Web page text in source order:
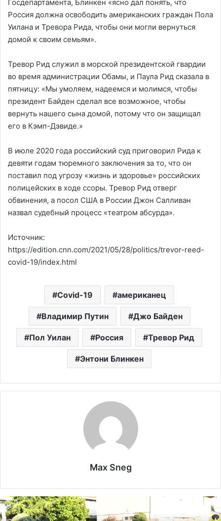
Госдепартамента, Блинкен «ясно дал понять, что
Россия должна освободить американских граждан Пола
Уилана и Тревора Рида, чтобы они могли вернуться
домой к своим семьям».
Тревор Рид служил в морской президентской гвардии
во время администрации Обамы, и Паула Рид сказала в
пятницу: «Мы умоляем, надеемся и молимся, чтобы
президент Байден сделал все возможное, чтобы
вернуть нашего сына домой, потому что он защищал
его в Кэмп-Дэвиде.»
В июле 2020 года российский суд приговорил Рида к
девяти годам тюремного заключения за то, что он
поставил под угрозу «жизнь и здоровье» российских
полицейских в ходе ссоры. Тревор Рид отверг
обвинения, а посол США в России Джон Салливан
назвал судебный процесс «театром абсурда».
Источник:
https://edition.cnn.com/2021/05/28/politics/trevor-reed-
covid-19/index.html
Covid-19 американец
Владимир Путин Джо Байден
Пол Уилан Россия Тревор Рид
Энтони Блинкен
Max Sneg